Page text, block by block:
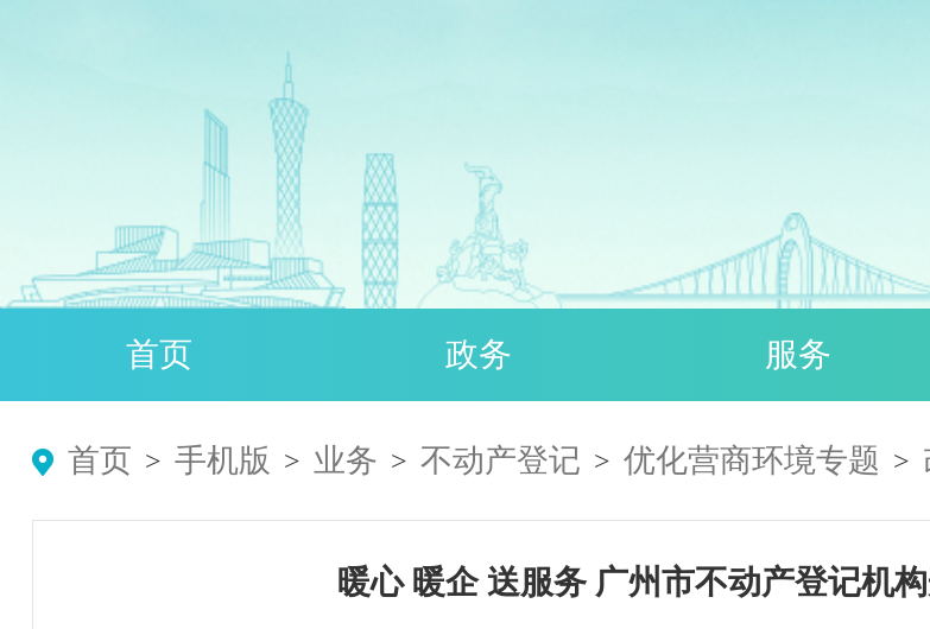
首页 政务 服务
首页 > 手机版 > 业务 > 不动产登记 > 优化营商环境专题 >
暖心 暖企 送服务 广州市不动产登记机